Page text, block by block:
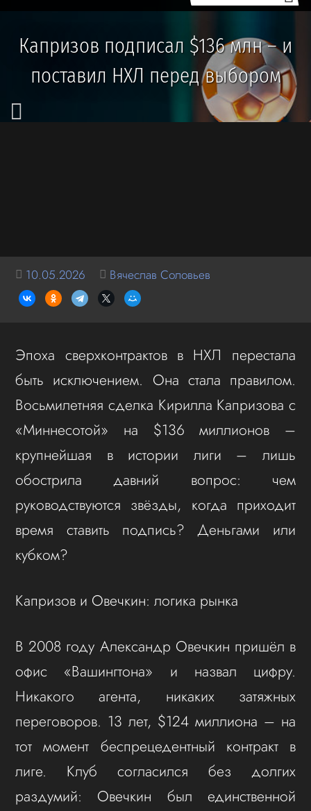
Капризов подписал $136 млн – и
поставил НХЛ перед выбором
10.05.2026 Вячеслав Соловьев
Эпоха сверхконтрактов в НХЛ перестала
быть исключением. Она стала правилом.
Восьмилетняя сделка Кирилла Капризова с
«Миннесотой» на $136 миллионов –
крупнейшая в истории лиги – лишь
обострила давний вопрос: чем
руководствуются звёзды, когда приходит
время ставить подпись? Деньгами или
кубком?
Капризов и Овечкин: логика рынка
В 2008 году Александр Овечкин пришёл в
офис «Вашингтона» и назвал цифру.
Никакого агента, никаких затяжных
переговоров. 13 лет, $124 миллиона – на
тот момент беспрецедентный контракт в
лиге. Клуб согласился без долгих
раздумий: Овечкин был единственной